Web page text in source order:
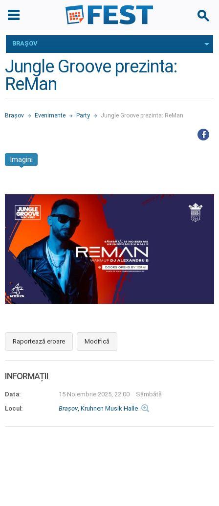
BRAŞOV
Jungle Groove prezinta:
ReMan
Braşov Evenimente Party Jungle Groove prezinta: ReMan
Imagini
Raportează eroare Modifică
INFORMAȚII
Data: 15 Noiembrie 2025, 22:00
Sâmbătă
Locul:
Braşov, Kruhnen Musik Halle